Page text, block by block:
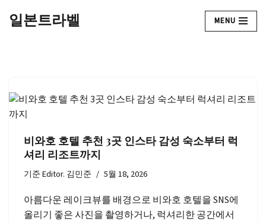
건
뛰
일본트라벨 MENU
비와호 호텔 추천 3곳 인스타 감성 숙소부터 럭
셔리 리조트까지
기준Editor. 김민준 5월 18, 2026
아름다운 레이크뷰를 배경으로 비와호 호텔을 SNS에
올리기 좋은 사진을 촬영하거나, 럭셔리한 공간에서